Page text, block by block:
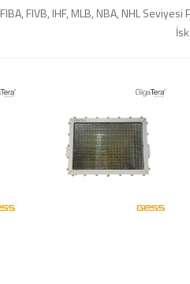
FIBA, FIVB, IHF, MLB, NBA, NHL